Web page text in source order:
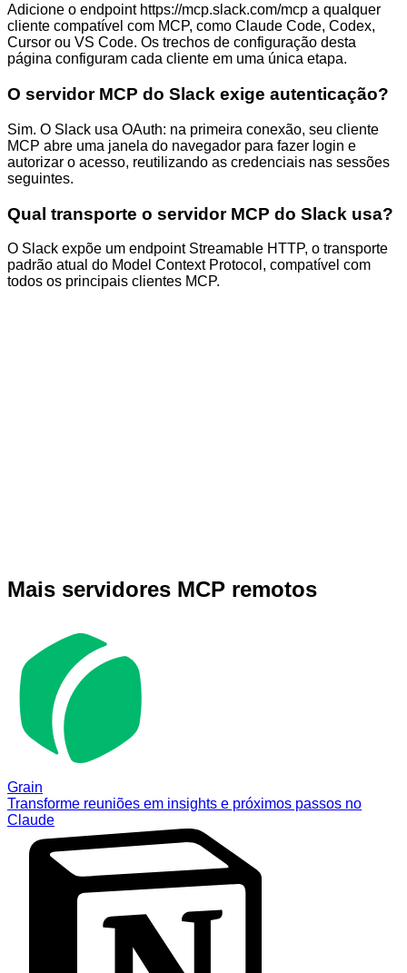
Adicione o endpoint https://mcp.slack.com/mcp a qualquer
cliente compatível com MCP, como Claude Code, Codex,
Cursor ou VS Code. Os trechos de configuração desta
página configuram cada cliente em uma única etapa.
O servidor MCP do Slack exige autenticação?
Sim. O Slack usa OAuth: na primeira conexão, seu cliente
MCP abre uma janela do navegador para fazer login e
autorizar o acesso, reutilizando as credenciais nas sessões
seguintes.
Qual transporte o servidor MCP do Slack usa?
O Slack expõe um endpoint Streamable HTTP, o transporte
padrão atual do Model Context Protocol, compatível com
todos os principais clientes MCP.
Mais servidores MCP remotos
Grain
Transforme reuniões em insights e próximos passos no
Claude